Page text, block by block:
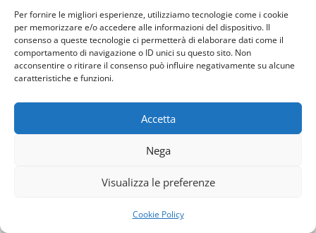
Per fornire le migliori esperienze, utilizziamo tecnologie come i cookie
per memorizzare e/o accedere alle informazioni del dispositivo. Il
consenso a queste tecnologie ci permetterà di elaborare dati come il
comportamento di navigazione o ID unici su questo sito. Non
acconsentire o ritirare il consenso può influire negativamente su alcune
caratteristiche e funzioni.
Accetta
Nega
Visualizza le preferenze
Cookie Policy
Apertura: 10:00-13:00 /
15:00-19:00
Palazzo Ricci
Via Filippo Rizzi 22,
10:30 / 15:00-15:30 /